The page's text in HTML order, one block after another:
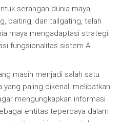
serangan dunia maya,
baiting, dan tailgating, telah
maya mengadaptasi strategi
fungsionalitas sistem AI.
masih menjadi salah satu
yang paling dikenal, melibatkan
mengungkapkan informasi
entitas tepercaya dalam